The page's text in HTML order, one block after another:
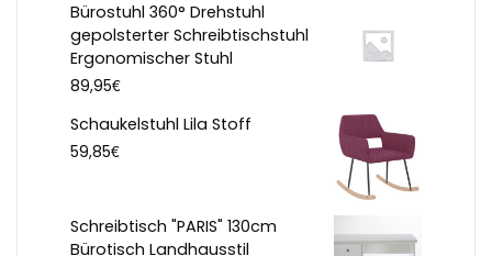
Bürostuhl 360° Drehstuhl
gepolsterter Schreibtischstuhl
Ergonomischer Stuhl
89,95€
Schaukelstuhl Lila Stoff
59,85€
Schreibtisch "PARIS" 130cm
Bürotisch Landhausstil